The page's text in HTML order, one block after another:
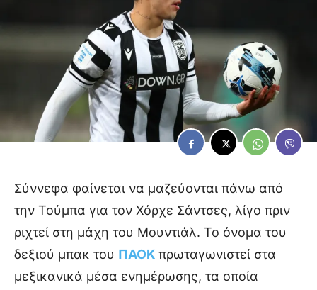
Σύννεφα φαίνεται να μαζεύονται πάνω από
την Τούμπα για τον Χόρχε Σάντσες, λίγο πριν
ριχτεί στη μάχη του Μουντιάλ. Το όνομα του
δεξιού μπακ του ΠΑΟΚ πρωταγωνιστεί στα
μεξικανικά μέσα ενημέρωσης, τα οποία